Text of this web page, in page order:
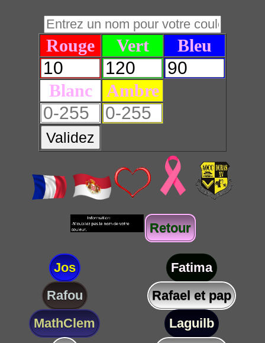
Rouge Vert Bleu
Blanc Ambre
Validez
Retour
Jos
Fatima
Rafou
Rafael et pap
MathClem
Laguilb